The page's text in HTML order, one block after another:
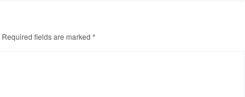
Required fields are marked *